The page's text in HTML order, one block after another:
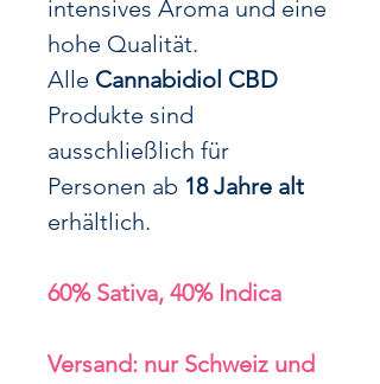
intensives Aroma und eine
hohe Qualität.
Alle Cannabidiol CBD
Produkte sind
ausschließlich für
Personen ab 18 Jahre alt
erhältlich.
60% Sativa, 40% Indica
Versand: nur Schweiz und